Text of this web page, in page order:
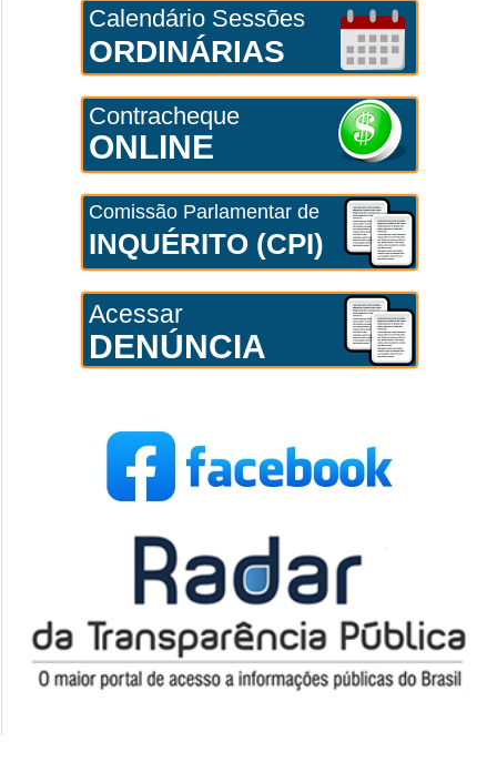
Calendário Sessões
ORDINÁRIAS
Contracheque
ONLINE
Comissão Parlamentar de
INQUÉRITO (CPI)
Acessar
DENÚNCIA